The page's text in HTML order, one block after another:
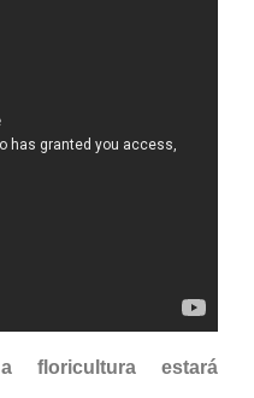
a floricultura estará